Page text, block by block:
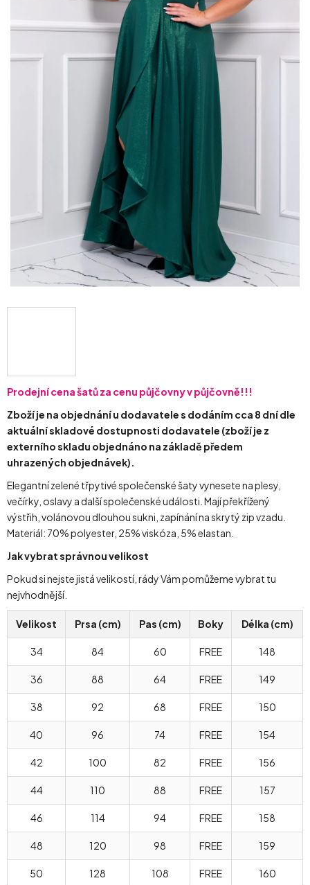
Prodejní cena šatů za cenu půjčovny v půjčovně!!!
Zboží je na objednání u dodavatele s dodáním cca 8 dní dle
aktuální skladové dostupnosti dodavatele (zboží je z
externího skladu objednáno na základě předem
uhrazených objednávek).
Elegantní zelené třpytivé společenské šaty vynesete na plesy,
večírky, oslavy a další společenské události. Mají překřížený
výstřih, volánovou dlouhou sukni, zapínání na skrytý zip vzadu.
Materiál: 70% polyester, 25% viskóza, 5% elastan.
Jak vybrat správnou velikost
Pokud si nejste jistá velikostí, rády Vám pomůžeme vybrat tu
nejvhodnější.
Velikost Prsa (cm) Pas (cm) Boky Délka (cm)
34 84 60 FREE 148
36 88 64 FREE 149
38 92 68 FREE 150
40 96 74 FREE 154
42 100 82 FREE 156
44 110 88 FREE 157
46 114 94 FREE 158
48 120 98 FREE 159
50 128 108 FREE 160